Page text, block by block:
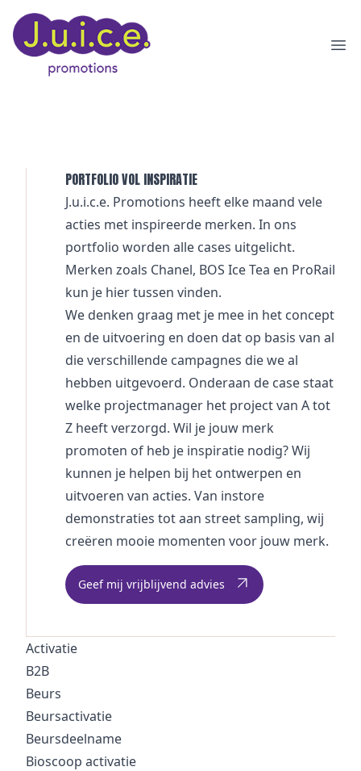
PORTFOLIO VOL INSPIRATIE
J.u.i.c.e. Promotions heeft elke maand vele
acties met inspireerde merken. In ons
portfolio worden alle cases uitgelicht.
Merken zoals Chanel, BOS Ice Tea en ProRail
kun je hier tussen vinden.
We denken graag met je mee in het concept
en de uitvoering en doen dat op basis van al
die verschillende campagnes die we al
hebben uitgevoerd. Onderaan de case staat
welke projectmanager het project van A tot
Z heeft verzorgd. Wil je jouw merk
promoten of heb je inspiratie nodig? Wij
kunnen je helpen bij het ontwerpen en
uitvoeren van acties. Van instore
demonstraties tot aan street sampling, wij
creëren mooie momenten voor jouw merk.
Geef mij vrijblijvend advies
Activatie
B2B
Beurs
Beursactivatie
Beursdeelname
Bioscoop activatie